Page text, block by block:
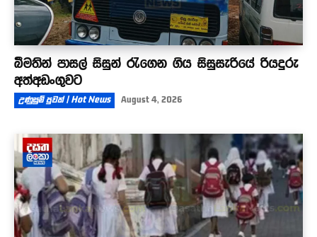
බීමතින් පාසල් සිසුන් රැගෙන ගිය සිසුසැරියේ රියදුරු
අත්අඩංගුවට
උණුසුම් පුවත් | Hot News August 4, 2026